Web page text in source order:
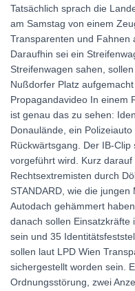
Tatsächlich sprach die
am Samstag von einem
Transparenten und Fahnen
Daraufhin sei ein
Streifenwagen sahen,
Nußdorfer Platz
Propagandavideo In einem
ist genau das zu sehen:
Donaulände, ein
Rückwärtsgang. Der IB-
vorgeführt wird. Kurz
Rechtsextremisten durch
STANDARD, wie die
Autodach gehämmert
danach sollen
sein und 35
sollen laut LPD Wien
sichergestellt worden sein.
Ordnungsstörung, zwei